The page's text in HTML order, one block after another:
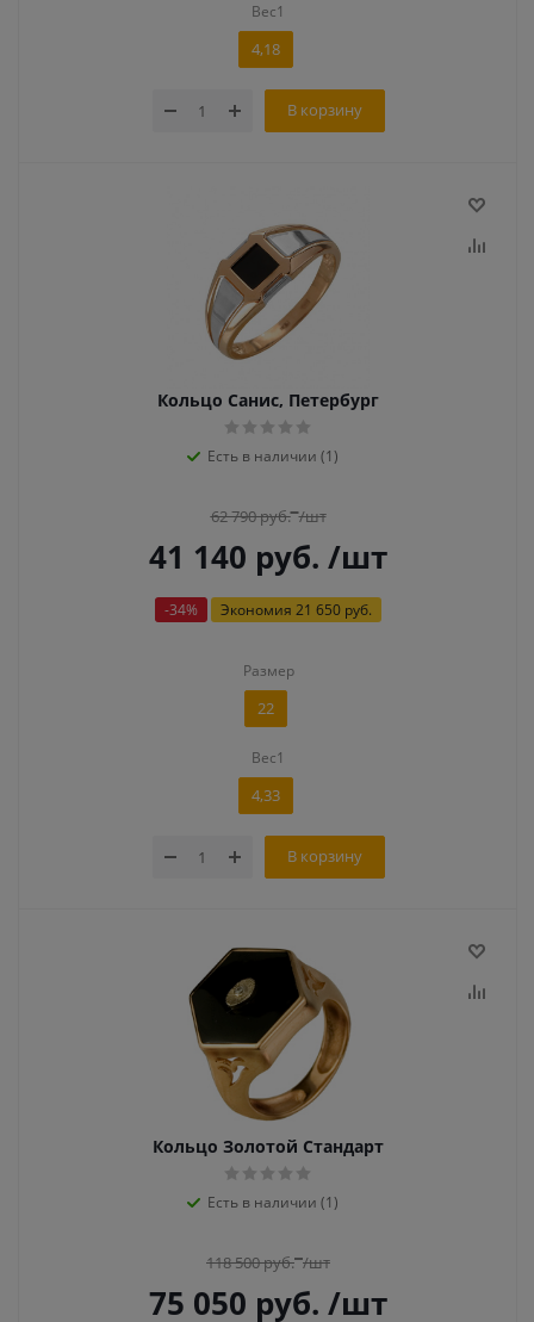
Вес1
4,18
В корзину
Кольцо Санис, Петербург
Есть в наличии (1)
62 790руб. /шт
41 140 руб. /шт
-34% Экономия 21 650 руб.
Размер
22
Вес1
4,33
В корзину
Кольцо Золотой Стандарт
Есть в наличии (1)
118 500руб. /шт
75 050 руб. /шт